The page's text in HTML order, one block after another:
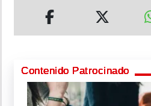
Contenido Patrocinado